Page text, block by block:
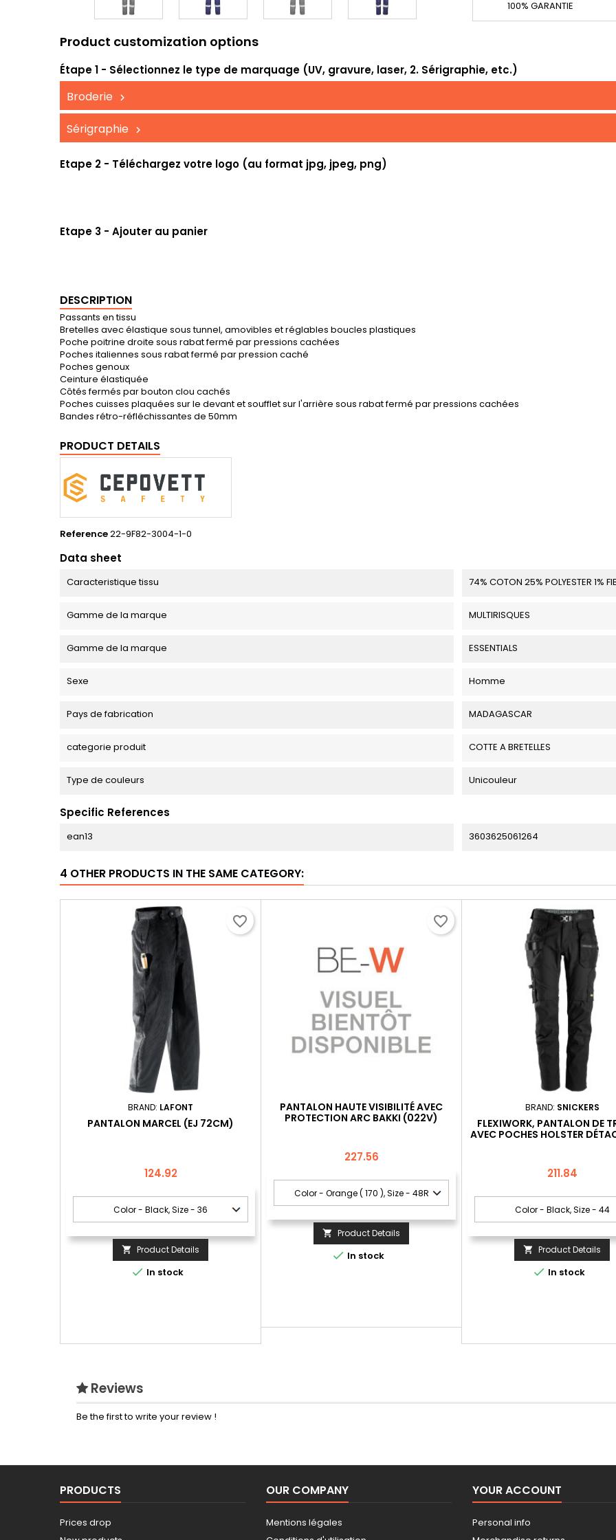
100% GARANTIE
Product customization options
Étape 1 - Sélectionnez le type de marquage (UV, gravure, laser, 2. Sérigraphie, etc.)
Broderie
Sérigraphie
Etape 2 - Téléchargez votre logo (au format jpg, jpeg, png)
Etape 3 - Ajouter au panier
DESCRIPTION
Passants en tissu
Bretelles avec élastique sous tunnel, amovibles et réglables boucles plastiques
Poche poitrine droite sous rabat fermé par pressions cachées
Poches italiennes sous rabat fermé par pression caché
Poches genoux
Ceinture élastiquée
Côtés fermés par bouton clou cachés
Poches cuisses plaquées sur le devant et soufflet sur l'arrière sous rabat fermé par pressions cachées
Bandes rétro-réfléchissantes de 50mm
PRODUCT DETAILS
Reference22-9F82-3004-1-0
Data sheet
Caracteristique tissu 74% COTON 25% POLYESTER 1%
Gamme de la marque MULTIRISQUES
Gamme de la marque ESSENTIALS
Sexe Homme
Pays de fabrication MADAGASCAR
categorie produit COTTE A BRETELLES
Type de couleurs Unicouleur
Specific References
ean13 3603625061264
4 OTHER PRODUCTS IN THE SAME CATEGORY:
BRAND: LAFONT
PANTALON MARCEL (EJ 72CM)
Price
124.92
 Product Details
 In stock
favorite_border
PANTALON HAUTE VISIBILITÉ AVEC
PROTECTION ARC BAKKI (022V)
Price
227.56
 Product Details
 In stock
favorite_border
BRAND: SNICKERS
FLEXIWORK, PANTALON DE
AVEC POCHES HOLSTER
Price
211.84
 Product Details
 In stock
Reviews
Be the first to write your review !
PRODUCTS
Prices drop
OUR COMPANY
Mentions légales
YOUR ACCOUNT
Personal info